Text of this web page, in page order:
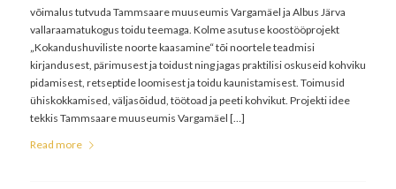
võimalus tutvuda Tammsaare muuseumis Vargamäel ja Albus Järva
vallaraamatukogus toidu teemaga. Kolme asutuse koostööprojekt
„Kokandushuviliste noorte kaasamine“ tõi noortele teadmisi
kirjandusest, pärimusest ja toidust ning jagas praktilisi oskuseid kohviku
pidamisest, retseptide loomisest ja toidu kaunistamisest. Toimusid
ühiskokkamised, väljasõidud, töötoad ja peeti kohvikut. Projekti idee
tekkis Tammsaare muuseumis Vargamäel […]
Read more